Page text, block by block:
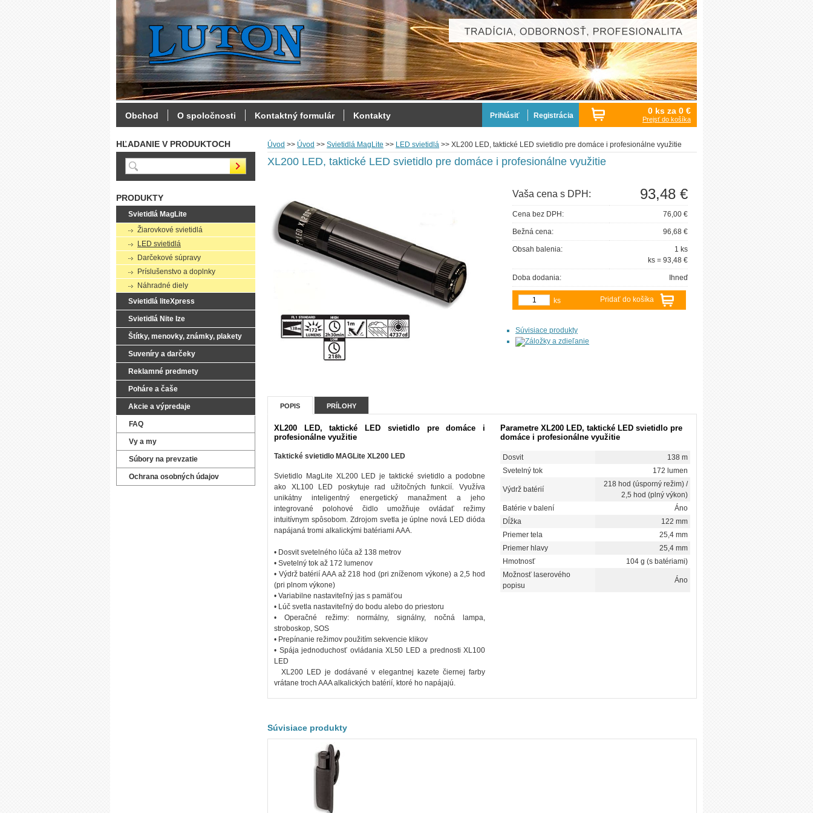
Úvod >> Úvod >> Svietidlá MagLite >> LED svietidlá >> XL200 LED, taktické LED svietidlo pre domáce i profesionálne využitie
XL200 LED, taktické LED svietidlo pre domáce i profesionálne využitie
Vaša cena s DPH: 93,48 €
Cena bez DPH: 76,00 €
Bežná cena: 96,68 €
Obsah balenia:
1 ks
ks = 93,48 €
Doba dodania: Ihneď
Pridať do košíka
ks
Súvisiace produkty
POPIS PRÍLOHY
XL200 LED, taktické LED svietidlo pre domáce i
profesionálne využitie
Taktické svietidlo MAGLite XL200 LED
Svietidlo MagLite XL200 LED je taktické svietidlo a podobne
ako XL100 LED poskytuje rad užitočných funkcií. Využíva
unikátny inteligentný energetický manažment a jeho
integrované polohové čidlo umožňuje ovládať režimy
intuitívnym spôsobom. Zdrojom svetla je úplne nová LED dióda
napájaná tromi alkalickými batériami AAA.
• Dosvit svetelného lúča až 138 metrov
• Svetelný tok až 172 lumenov
• Výdrž batérií AAA až 218 hod (pri zníženom výkone) a 2,5 hod
(pri plnom výkone)
• Variabilne nastaviteľný jas s pamäťou
• Lúč svetla nastaviteľný do bodu alebo do priestoru
• Operačné režimy: normálny, signálny, nočná lampa,
stroboskop, SOS
• Prepínanie režimov použitím sekvencie klikov
• Spája jednoduchosť ovládania XL50 LED a prednosti XL100
LED
XL200 LED je dodávané v elegantnej kazete čiernej farby
vrátane troch AAA alkalických batérií, ktoré ho napájajú.
Parametre XL200 LED, taktické LED svietidlo pre
domáce i profesionálne využitie
Dosvit
138 m
Svetelný tok
172 lumen
Výdrž batérií
218 hod (úsporný režim) /
2,5 hod (plný výkon)
Batérie v balení
Áno
Dĺžka
122 mm
Priemer tela
25,4 mm
Priemer hlavy
25,4 mm
Hmotnosť
104 g (s batériami)
Možnosť laserového
popisu
Áno
Súvisiace produkty
HĽADANIE V PRODUKTOCH
PRODUKTY
Svietidlá MagLite
Žiarovkové svietidlá
LED svietidlá
Darčekové súpravy
Príslušenstvo a doplnky
Náhradné diely
Svietidlá liteXpress
Svietidlá Nite Ize
Štítky, menovky, známky, plakety
Suveníry a darčeky
Reklamné predmety
Poháre a čaše
Akcie a výpredaje
FAQ
Vy a my
Súbory na prevzatie
Ochrana osobných údajov
Obchod O spoločnosti Kontaktný formulár Kontakty Prihlásiť Registrácia 0 ks za 0 €
Prejsť do košíka